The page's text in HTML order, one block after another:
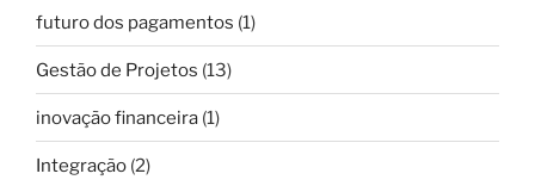
futuro dos pagamentos (1)
Gestão de Projetos (13)
inovação financeira (1)
Integração (2)